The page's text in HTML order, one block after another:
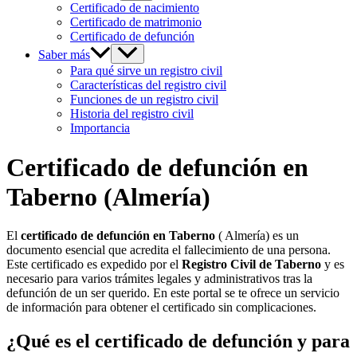
Certificado de nacimiento
Certificado de matrimonio
Certificado de defunción
Saber más
Para qué sirve un registro civil
Características del registro civil
Funciones de un registro civil
Historia del registro civil
Importancia
Certificado de defunción en
Taberno (Almería)
El certificado de defunción en Taberno ( Almería) es un
documento esencial que acredita el fallecimiento de una persona.
Este certificado es expedido por el Registro Civil de Taberno y es
necesario para varios trámites legales y administrativos tras la
defunción de un ser querido. En este portal se te ofrece un servicio
de información para obtener el certificado sin complicaciones.
¿Qué es el certificado de defunción y para